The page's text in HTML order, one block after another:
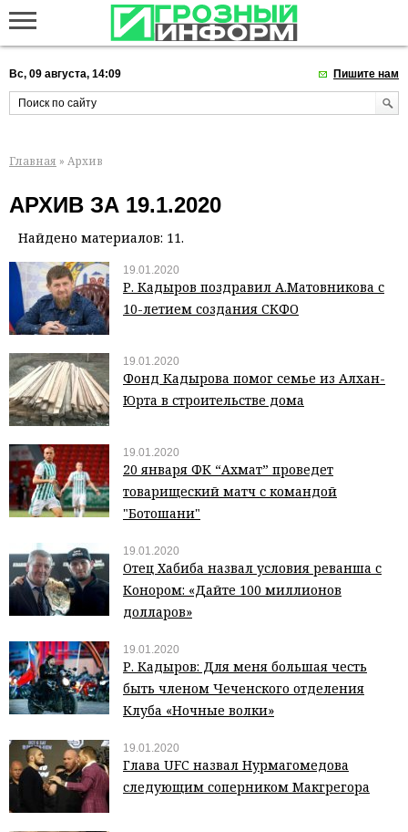
Вс, 09 августа, 14:09 Пишите нам
Главная » Архив
АРХИВ ЗА 19.1.2020
Найдено материалов: 11.
19.01.2020
Р. Кадыров поздравил А.Матовникова с
10-летием создания СКФО
19.01.2020
Фонд Кадырова помог семье из Алхан-
Юрта в строительстве дома
19.01.2020
20 января ФК “Ахмат” проведет
товарищеский матч с командой
"Ботошани"
19.01.2020
Отец Хабиба назвал условия реванша с
Конором: «Дайте 100 миллионов
долларов»
19.01.2020
Р. Кадыров: Для меня большая честь
быть членом Чеченского отделения
Клуба «Ночные волки»
19.01.2020
Глава UFC назвал Нурмагомедова
следующим соперником Макгрегора